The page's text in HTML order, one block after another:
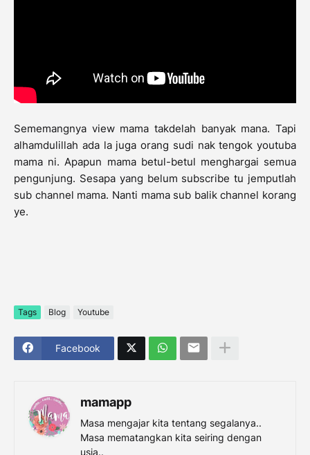
Sememangnya view mama takdelah banyak mana. Tapi
alhamdulillah ada la juga orang sudi nak tengok youtuba
mama ni. Apapun mama betul-betul menghargai semua
pengunjung. Sesapa yang belum subscribe tu jemputlah
sub channel mama. Nanti mama sub balik channel korang
ye.
Tags Blog Youtube
Facebook
mamapp
Masa mengajar kita tentang segalanya..
Masa mematangkan kita seiring dengan
usia..